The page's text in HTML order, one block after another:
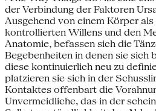
der Verbindung der Faktoren
Ausgehend von einem Körper
kontrollierten Willens und den
Anatomie, befassen sich die
Begebenheiten in denen sie sich
diese kontinuierlich neu zu
platzieren sie sich in der
Kontaktes offenbart die
Unvermeidliche, das in der